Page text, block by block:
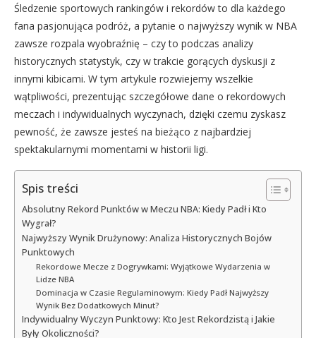
Śledzenie sportowych rankingów i rekordów to dla każdego
fana pasjonująca podróż, a pytanie o najwyższy wynik w NBA
zawsze rozpala wyobraźnię – czy to podczas analizy
historycznych statystyk, czy w trakcie gorących dyskusji z
innymi kibicami. W tym artykule rozwiejemy wszelkie
wątpliwości, prezentując szczegółowe dane o rekordowych
meczach i indywidualnych wyczynach, dzięki czemu zyskasz
pewność, że zawsze jesteś na bieżąco z najbardziej
spektakularnymi momentami w historii ligi.
Spis treści
Absolutny Rekord Punktów w Meczu NBA: Kiedy Padł i Kto
Wygrał?
Najwyższy Wynik Drużynowy: Analiza Historycznych Bojów
Punktowych
Rekordowe Mecze z Dogrywkami: Wyjątkowe Wydarzenia w
Lidze NBA
Dominacja w Czasie Regulaminowym: Kiedy Padł Najwyższy
Wynik Bez Dodatkowych Minut?
Indywidualny Wyczyn Punktowy: Kto Jest Rekordzistą i Jakie
Były Okoliczności?